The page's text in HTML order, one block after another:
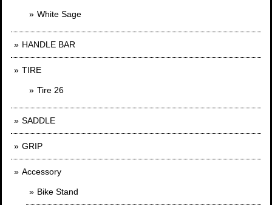
White Sage
HANDLE BAR
TIRE
Tire 26
SADDLE
GRIP
Accessory
Bike Stand